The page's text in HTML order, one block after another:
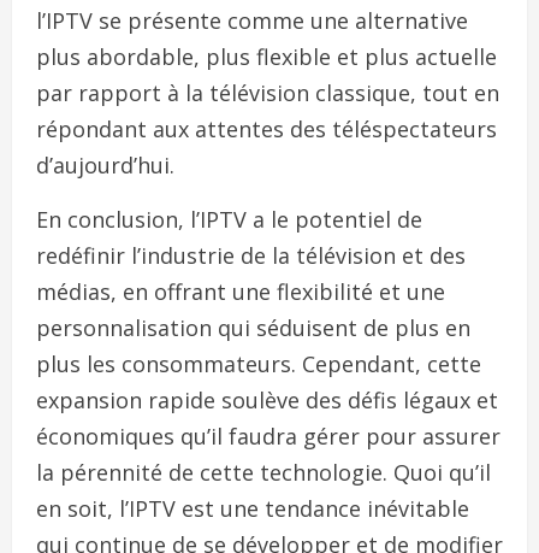
l’IPTV se présente comme une alternative
plus abordable, plus flexible et plus actuelle
par rapport à la télévision classique, tout en
répondant aux attentes des téléspectateurs
d’aujourd’hui.
En conclusion, l’IPTV a le potentiel de
redéfinir l’industrie de la télévision et des
médias, en offrant une flexibilité et une
personnalisation qui séduisent de plus en
plus les consommateurs. Cependant, cette
expansion rapide soulève des défis légaux et
économiques qu’il faudra gérer pour assurer
la pérennité de cette technologie. Quoi qu’il
en soit, l’IPTV est une tendance inévitable
qui continue de se développer et de modifier